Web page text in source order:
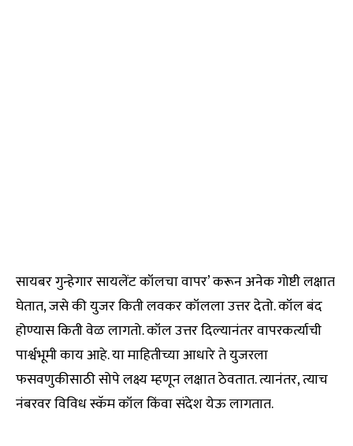
सायबर गुन्हेगार सायलेंट कॉलचा वापर’ करून अनेक गोष्टी लक्षात
घेतात, जसे की युजर किती लवकर कॉलला उत्तर देतो. कॉल बंद
होण्यास किती वेळ लागतो. कॉल उत्तर दिल्यानंतर वापरकर्त्याची
पार्श्वभूमी काय आहे. या माहितीच्या आधारे ते युजरला
फसवणुकीसाठी सोपे लक्ष्य म्हणून लक्षात ठेवतात. त्यानंतर, त्याच
नंबरवर विविध स्कॅम कॉल किंवा संदेश येऊ लागतात.